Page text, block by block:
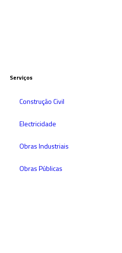
Serviços
Construção Civil
Electricidade
Obras Industriais
Obras Públicas